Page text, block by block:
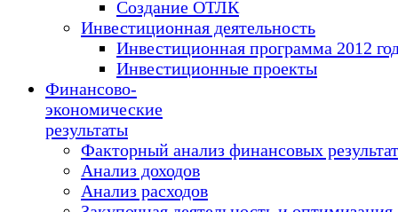
Создание ОТЛК
Инвестиционная деятельность
Инвестиционная программа 2012
Инвестиционные проекты
Финансово-
экономические
результаты
Факторный анализ финансовых
Анализ доходов
Анализ расходов